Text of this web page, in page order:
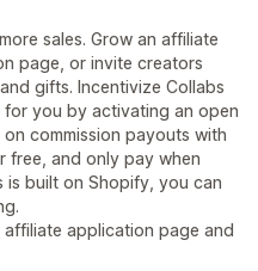
sales. Grow an affiliate
page, or invite creators
gifts. Incentivize Collabs
you by activating an open
commission payouts with
free, and only pay when
is built on Shopify, you can
application page and